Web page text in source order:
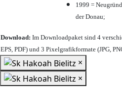
1999 =
der Donau;
Download: Im Downloadpaket sind 4
EPS, PDF) und 3 Pixelgrafikformate (JPG,
×
×